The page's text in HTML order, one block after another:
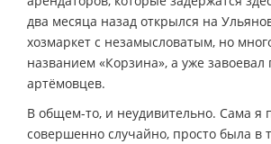
два месяца назад открылся на
хозмаркет с незамысловатым, но
названием «Корзина», а уже
артёмовцев.
В общем-то, и неудивительно. Сама я
совершенно случайно, просто была в